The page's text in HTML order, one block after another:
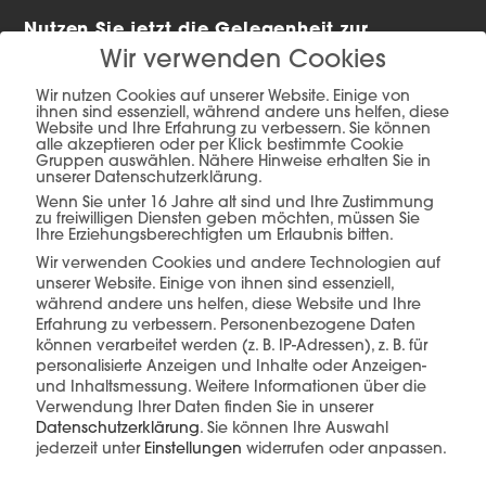
Nutzen Sie jetzt die Gelegenheit zur
Modernisierung Ihrer Beleuchtung mit
staatlicher Förderung!
Weitere Infos & Beratung:
office@pamalux.at
Das könnte Sie auch interessieren
Wir verwenden Cookies
Wir nutzen Cookies auf unserer Website. Einige von
ihnen sind essenziell, während andere uns helfen, diese
Website und Ihre Erfahrung zu verbessern. Sie können
alle akzeptieren oder per Klick bestimmte Cookie
Gruppen auswählen. Nähere Hinweise erhalten Sie in
unserer Datenschutzerklärung.
Wenn Sie unter 16 Jahre alt sind und Ihre Zustimmung
zu freiwilligen Diensten geben möchten, müssen Sie
Ihre Erziehungsberechtigten um Erlaubnis bitten.
Wir verwenden Cookies und andere Technologien auf
unserer Website. Einige von ihnen sind essenziell,
während andere uns helfen, diese Website und Ihre
Erfahrung zu verbessern. Personenbezogene Daten
können verarbeitet werden (z. B. IP-Adressen), z. B. für
personalisierte Anzeigen und Inhalte oder Anzeigen-
und Inhaltsmessung. Weitere Informationen über die
Verwendung Ihrer Daten finden Sie in unserer
Datenschutzerklärung. Sie können Ihre Auswahl
jederzeit unter Einstellungen widerrufen oder anpassen.